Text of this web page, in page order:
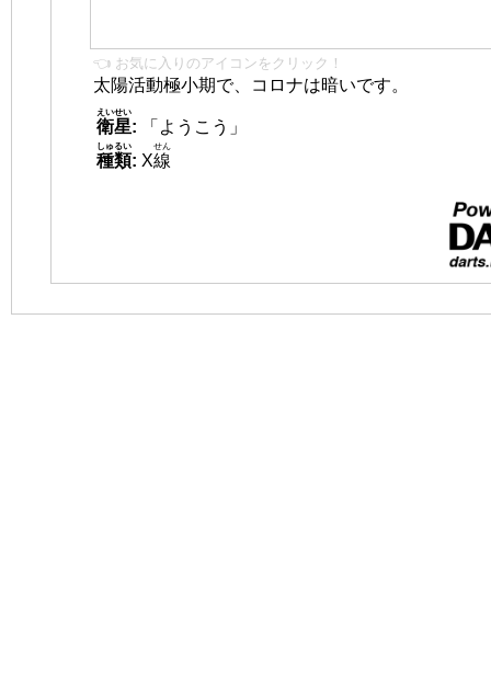
👈 お気に入りのアイコンをクリック！
太陽活動極小期で、コロナは暗いです。
衛星
えいせい
:
「ようこう」
種類
しゅるい
: X線
せん